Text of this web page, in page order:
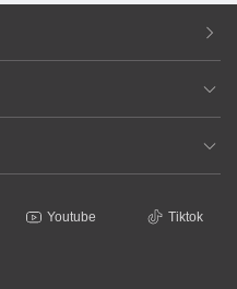
Youtube Tiktok